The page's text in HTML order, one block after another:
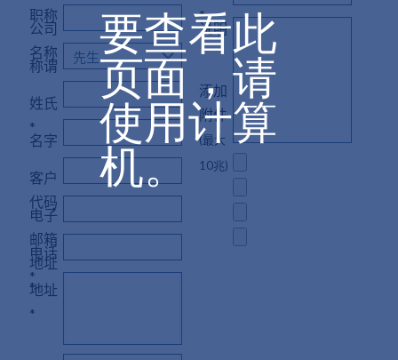
职称
公司
名称
称谓
姓氏
*
名字
客户
代码
电子
邮箱
地址
*
电话
*
地址
*
*
说明
添加
附件
(最大
10兆)
要查看此
页面，请
使用计算
机。